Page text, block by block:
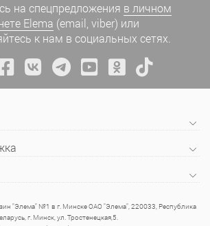
на спецпредложения в личном
Elema (email, viber) или
к нам в социальных сетях.
"Элема" №1 в г. Минске ОАО "Элема", 220033, Республика
г. Минск, ул. Тростенецкая,5.